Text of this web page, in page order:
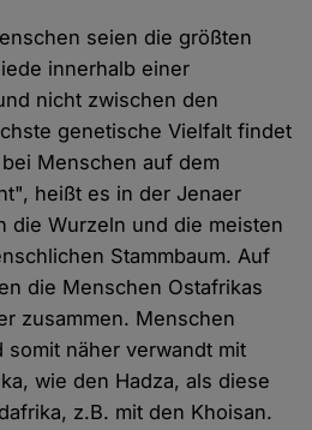
seien die größten
innerhalb einer
nicht zwischen den
genetische Vielfalt findet
Menschen auf dem
heißt es in der Jenaer
die Wurzeln und die meisten
Stammbaum. Auf
die Menschen Ostafrikas
zusammen. Menschen
somit näher verwandt mit
wie den Hadza, als diese
z.B. mit den Khoisan.